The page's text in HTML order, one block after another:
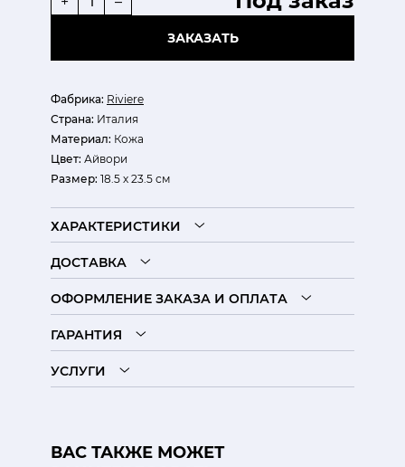
Фабрика: Riviere
Страна: Италия
Материал: Кожа
Цвет: Айвори
Размер: 18.5 х 23.5 см
ЗАКАЗАТЬ
ХАРАКТЕРИСТИКИ
ДОСТАВКА
ОФОРМЛЕНИЕ ЗАКАЗА И ОПЛАТА
ГАРАНТИЯ
УСЛУГИ
ВАС ТАКЖЕ МОЖЕТ